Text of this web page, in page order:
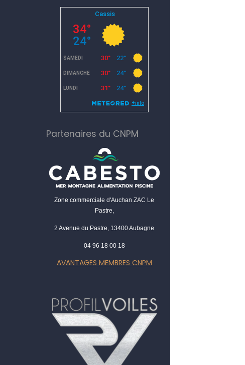
Partenaires du CNPM
Zone commerciale d'Auchan ZAC Le
Pastre,
2 Avenue du Pastre, 13400 Aubagne
04 96 18 00 18
AVANTAGES MEMBRES CNPM